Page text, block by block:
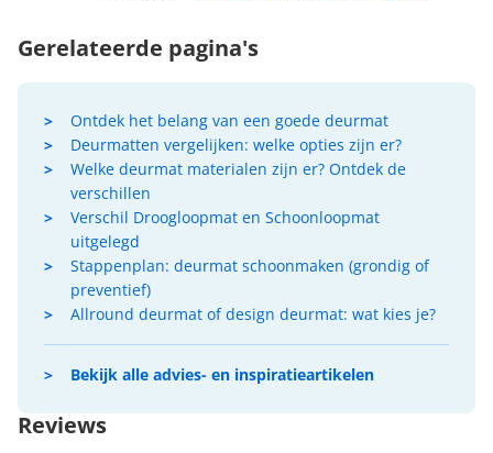
Gerelateerde pagina's
Ontdek het belang van een goede deurmat
Deurmatten vergelijken: welke opties zijn er?
Welke deurmat materialen zijn er? Ontdek de
verschillen
Verschil Droogloopmat en Schoonloopmat
uitgelegd
Stappenplan: deurmat schoonmaken (grondig of
preventief)
Allround deurmat of design deurmat: wat kies je?
Bekijk alle advies- en inspiratieartikelen
Reviews